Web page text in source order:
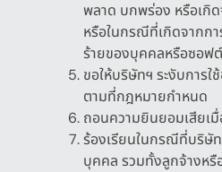
พลาด บกพร่อง หรือเกิ
หรือในกรณีที่เกิดจากก
ร้ายของบุคคลหรือซอฟ
ขอให้บริษัทฯ ระงับการ
ตามที่กฎหมายกำหนด
ถอนความยินยอมเสียเมื่
ร้องเรียนในกรณีที่บริษั
บุคคล รวมทั้งลูกจ้างห